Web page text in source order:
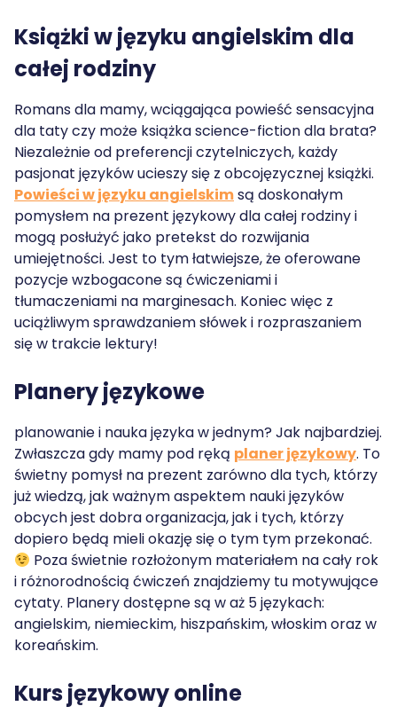
Książki w języku angielskim dla
całej rodziny
Romans dla mamy, wciągająca powieść sensacyjna
dla taty czy może książka science-fiction dla brata?
Niezależnie od preferencji czytelniczych, każdy
pasjonat języków ucieszy się z obcojęzycznej książki.
Powieści w języku angielskimsą doskonałym
pomysłem na prezent językowy dla całej rodziny i
mogą posłużyć jako pretekst do rozwijania
umiejętności. Jest to tym łatwiejsze, że oferowane
pozycje wzbogacone są ćwiczeniami i
tłumaczeniami na marginesach. Koniec więc z
uciążliwym sprawdzaniem słówek i rozpraszaniem
się w trakcie lektury!
Planery językowe
planowanie i nauka języka w jednym? Jak najbardziej.
Zwłaszcza gdy mamy pod ręką planer językowy. To
świetny pomysł na prezent zarówno dla tych, którzy
już wiedzą, jak ważnym aspektem nauki języków
obcych jest dobra organizacja, jak i tych, którzy
dopiero będą mieli okazję się o tym tym przekonać.
Poza świetnie rozłożonym materiałem na cały rok
i różnorodnością ćwiczeń znajdziemy tu motywujące
cytaty. Planery dostępne są w aż 5 językach:
angielskim, niemieckim, hiszpańskim, włoskim oraz w
koreańskim.
Kurs językowy online